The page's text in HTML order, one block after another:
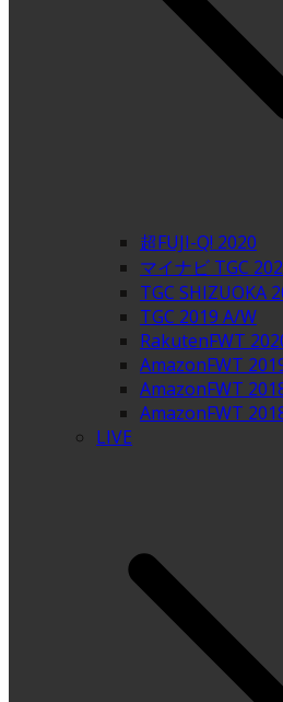
超FUJI-Q! 2020
マイナビ TGC
TGC SHIZUOKA
TGC 2019 A/W
RakutenFWT
AmazonFWT
AmazonFWT
AmazonFWT
LIVE